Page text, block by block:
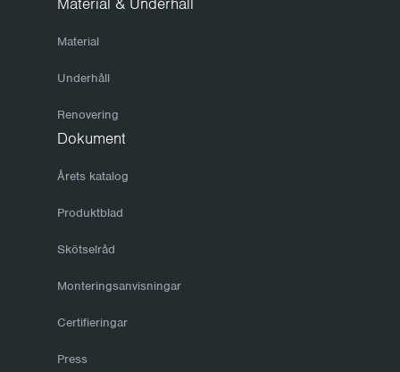
Material & Underhåll
Material
Underhåll
Renovering
Dokument
Årets katalog
Produktblad
Skötselråd
Monteringsanvisningar
Certifieringar
Press